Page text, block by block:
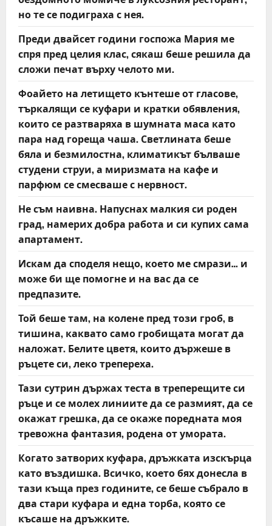
но те се подиграха с нея.
Преди двайсет години госпожа Мария ме
спря пред целия клас, сякаш беше решила да
сложи печат върху челото ми.
Фоайето на летището кънтеше от гласове,
търкалящи се куфари и кратки обявления,
които се разтваряха в шумната маса като
пара над гореща чаша. Светлината беше
бяла и безмилостна, климатикът бълваше
студени струи, а миризмата на кафе и
парфюм се смесваше с нервност.
Не съм наивна. Напуснах малкия си роден
град, намерих добра работа и си купих сама
апартамент.
Искам да споделя нещо, което ме смрази… и
може би ще помогне и на вас да се
предпазите.
Той беше там, на колене пред този гроб, в
тишина, каквато само гробищата могат да
наложат. Белите цветя, които държеше в
ръцете си, леко трепереха.
Тази сутрин държах теста в треперещите си
ръце и се молех линиите да се размият, да се
окажат грешка, да се окаже поредната моя
тревожна фантазия, родена от умората.
Когато затворих куфара, дръжката изскърца
като въздишка. Всичко, което бях донесла в
тази къща през годините, се беше събрало в
два стари куфара и една торба, която се
късаше на дръжките.